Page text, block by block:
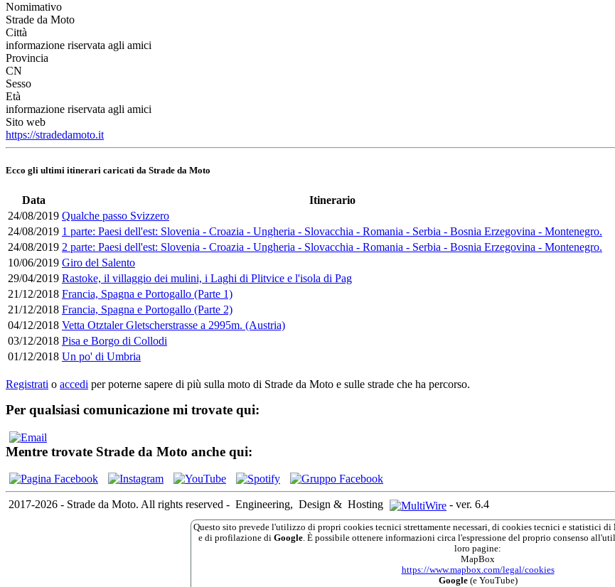
Nomimativo
Strade da Moto
Città
informazione riservata agli amici
Provincia
CN
Sesso
Età
informazione riservata agli amici
Sito web
https://stradedamoto.it
Ecco gli ultimi itinerari caricati da Strade da Moto
Data
Itinerario
24/08/2019 Qualche passo Svizzero
24/08/2019 1 parte: Paesi dell'est: Slovenia - Croazia - Ungheria - Slovacchia - Romania - Serbia - Bosnia Erzegovina - Montenegro.
24/08/2019 2 parte: Paesi dell'est: Slovenia - Croazia - Ungheria - Slovacchia - Romania - Serbia - Bosnia Erzegovina - Montenegro.
10/06/2019 Giro del Salento
29/04/2019 Rastoke, il villaggio dei mulini, i Laghi di Plitvice e l'isola di Pag
21/12/2018 Francia, Spagna e Portogallo (Parte 1)
21/12/2018 Francia, Spagna e Portogallo (Parte 2)
04/12/2018 Vetta Otztaler Gletscherstrasse a 2995m. (Austria)
03/12/2018 Pisa e Borgo di Collodi
01/12/2018 Un po' di Umbria
Registrati o accedi per poterne sapere di più sulla moto di Strade da Moto e sulle strade che ha percorso.
Per qualsiasi comunicazione mi trovate qui:
Mentre trovate Strade da Moto anche qui:
2017-2026 - Strade da Moto. All rights reserved - Engineering, Design & Hosting - ver. 6.4
Questo sito prevede l'utilizzo di propri cookies tecnici strettamente necessari, di cookies tecnici e statistici di
e di profilazione di Google . È possibile ottenere informazioni circa l'espressione del proprio consenso
loro pagine:
MapBox
https://www.mapbox.com/legal/cookies
Google(e YouTube)